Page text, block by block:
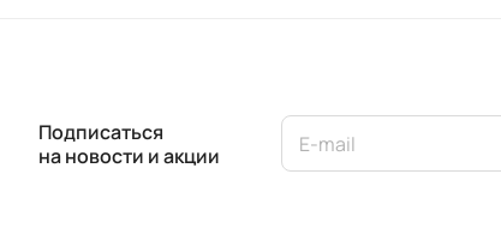
Подписаться
на новости и акции